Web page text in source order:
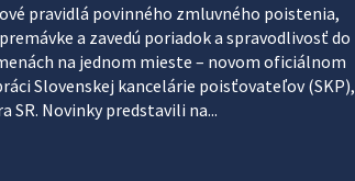
pravidlá povinného zmluvného poistenia,
a zavedú poriadok a spravodlivosť do
na jednom mieste – novom oficiálnom
Slovenskej kancelárie poisťovateľov (SKP),
SR. Novinky predstavili na...